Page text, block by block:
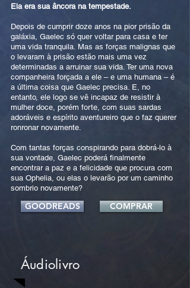
Ela era sua âncora na tempestade.
Depois de cumprir doze anos na pior prisão da
galáxia, Gaelec só quer voltar para casa e ter
uma vida tranquila. Mas as forças malignas que
o levaram à prisão estão mais uma vez
determinadas a arruinar sua vida. Ter uma nova
companheira forçada a ele – e uma humana – é
a última coisa que Gaelec precisa. E, no
entanto, ele logo se vê incapaz de resistir à
mulher doce, porém forte, com suas sardas
adoráveis e espírito aventureiro que o faz querer
ronronar novamente.
Com tantas forças conspirando para dobrá-lo à
sua vontade, Gaelec poderá finalmente
encontrar a paz e a felicidade que procura com
sua Ophelia, ou elas o levarão por um caminho
sombrio novamente?
GOODREADS COMPRAR
Áudiolivro